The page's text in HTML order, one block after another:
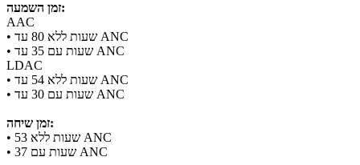
זמן השמעה:
AAC
• עד ‎80‎ שעות ללא ANC
• עד ‎35‎ שעות עם ANC
LDAC
• עד ‎54‎ שעות ללא ANC
• עד ‎30‎ שעות עם ANC
זמן שיחה:
• ‎53‎ שעות ללא ANC
• ‎37‎ שעות עם ANC